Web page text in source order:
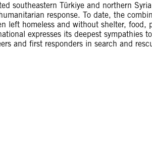
southeastern Türkiye and northern
response. To date, the
left homeless and without shelter, food,
expresses its deepest sympathies
and first responders in search and